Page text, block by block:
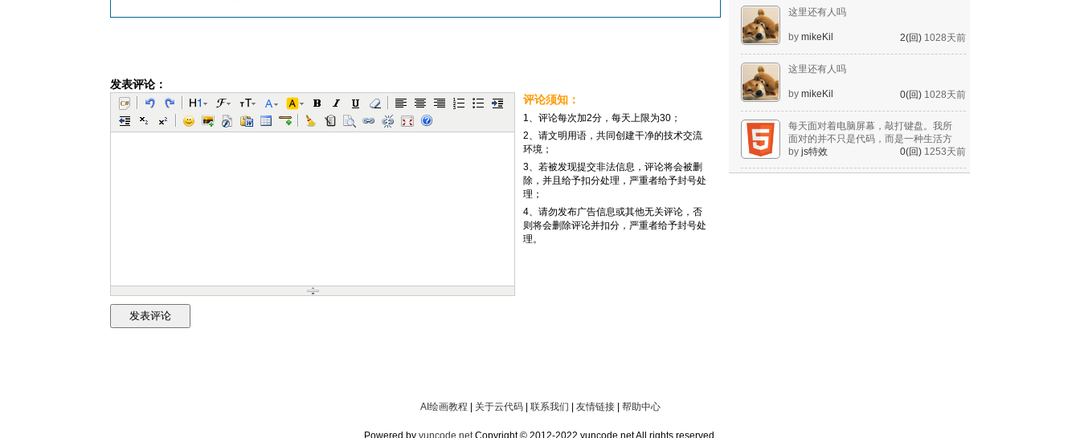
这里还有人吗
by mikeKil 2(回) 1028天前
这里还有人吗
by mikeKil 0(回) 1028天前
每天面对着电脑屏幕，敲打键盘。我所
面对的并不只是代码，而是一种生活方
式。
by js特效 0(回) 1253天前
发表评论：
评论须知：
1、评论每次加2分，每天上限为30；
2、请文明用语，共同创建干净的技术交流
环境；
3、若被发现提交非法信息，评论将会被删
除，并且给予扣分处理，严重者给予封号处
理；
4、请勿发布广告信息或其他无关评论，否
则将会删除评论并扣分，严重者给予封号处
理。
AI绘画教程 关于云代码| 联系我们 友情链接| 帮助中心
Powered by yuncode.netCopyright © 2012-2022 yuncode.net All rights reserved.